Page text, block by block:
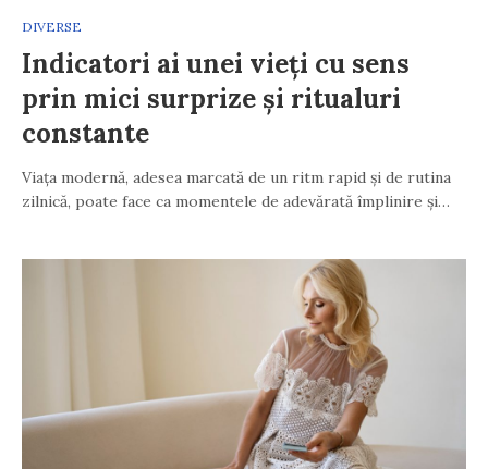
DIVERSE
Indicatori ai unei vieți cu sens
prin mici surprize și ritualuri
constante
Viața modernă, adesea marcată de un ritm rapid și de rutina
zilnică, poate face ca momentele de adevărată împlinire și…